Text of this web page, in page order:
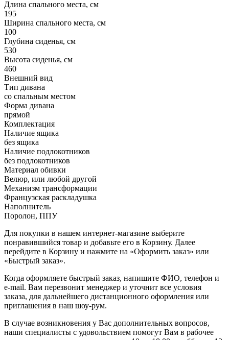
Длина спального места, см
195
Ширина спального места, см
100
Глубина сиденья, см
530
Высота сиденья, см
460
Внешний вид
Тип дивана
со спальным местом
Форма дивана
прямой
Комплектация
Наличие ящика
без ящика
Наличие подлокотников
без подлокотников
Материал обивки
Велюр, или любой другой
Механизм трансформации
Французская раскладушка
Наполнитель
Поролон, ППУ
Для покупки в нашем интернет-магазине выберите
понравившийся товар и добавьте его в Корзину. Далее
перейдите в Корзину и нажмите на «Оформить заказ» или
«Быстрый заказ».
Когда оформляете быстрый заказ, напишите ФИО, телефон и
e-mail. Вам перезвонит менеджер и уточнит все условия
заказа, для дальнейшего дистанционного оформления или
приглашения в наш шоу-рум.
В случае возникновения у Вас дополнительных вопросов,
наши специалисты с удовольствием помогут Вам в рабочее